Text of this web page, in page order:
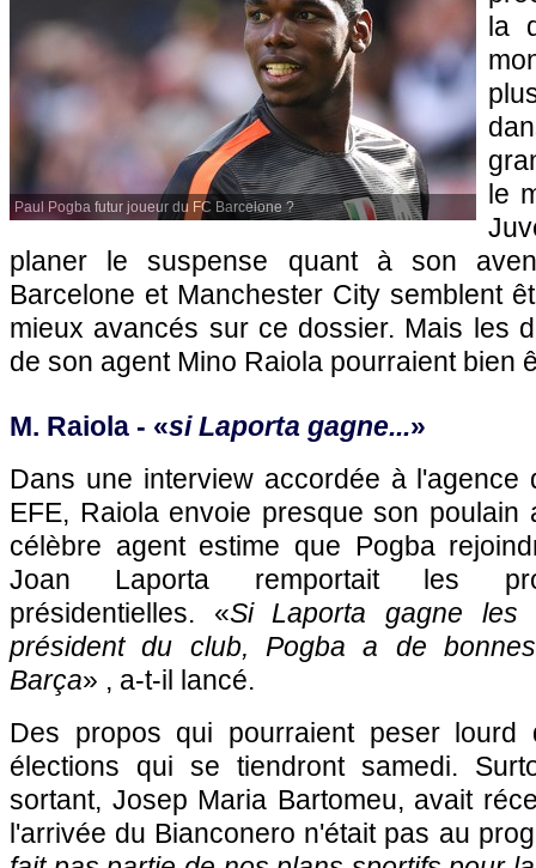
Paul Pogba futur joueur du FC Barcelone ?
la
le
planer le suspense quant à son
Barcelone et Manchester City semblent
mieux avancés sur ce dossier. Mais les
de son agent Mino Raiola pourraient bien
M. Raiola - «si Laporta gagne...»
Dans une interview accordée à l'agence
EFE, Raiola envoie presque son poulain
célèbre agent estime que Pogba
Joan Laporta remportait les
présidentielles. «Si Laporta gagne les
président du club, Pogba a de
Barça» , a-t-il lancé.
Des propos qui pourraient peser lourd
élections qui se tiendront samedi.
sortant, Josep Maria Bartomeu, avait
l'arrivée du Bianconero n'était pas au